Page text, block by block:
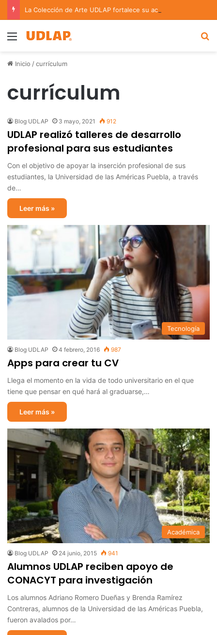
Menu
Inicio /currículum
currículum
Blog UDLAP 3 mayo, 2021 912
UDLAP realizó talleres de desarrollo
profesional para sus estudiantes
Con el objetivo de apoyar la inserción profesional de sus
estudiantes, la Universidad de las Américas Puebla, a través
de…
Leer más »
Tecnología
Blog UDLAP 4 febrero, 2016 987
Apps para crear tu CV
Llega el momento en la vida de todo universitario en el que
tiene que pensar en qué hará al graduarse,…
Leer más »
Académica
Blog UDLAP 24 junio, 2015 941
Alumnos UDLAP reciben apoyo de
CONACYT para investigación
Los alumnos Adriano Romero Dueñas y Brenda Ramírez
Contreras, alumnos de la Universidad de las Américas Puebla,
fueron avalados por…